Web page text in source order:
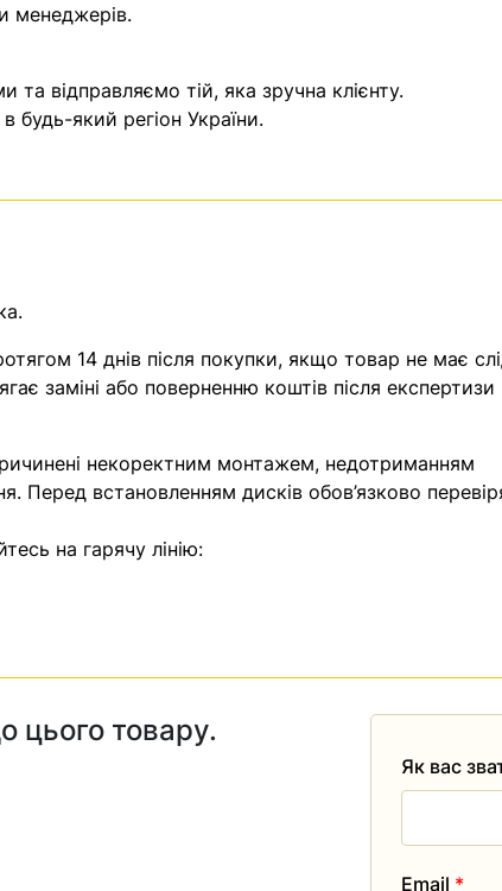
менеджерів.
відправляємо тій, яка зручна клієнту.
який регіон України.
14 днів після покупки, якщо товар не має
заміні або поверненню коштів після експертизи
некоректним монтажем, недотриманням
Перед встановленням дисків обов’язково
на гарячу лінію:
цього товару.
Як вас
Email *